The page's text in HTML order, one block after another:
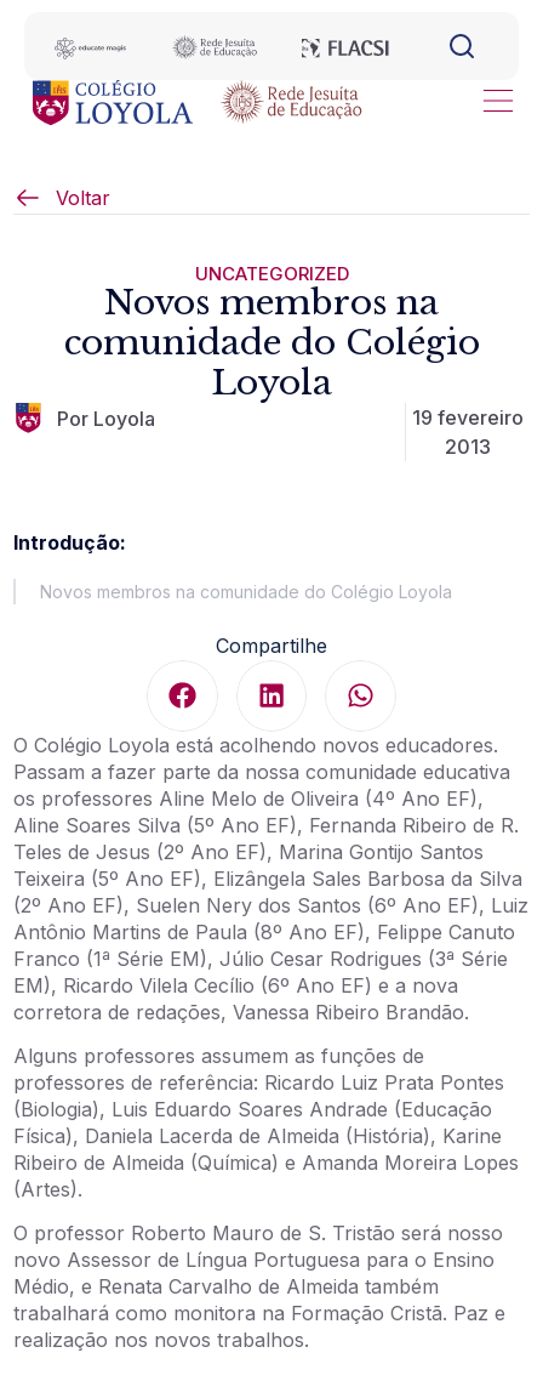
Voltar
UNCATEGORIZED
Novos membros na
comunidade do Colégio
Loyola
Por Loyola
19 fevereiro
2013
Introdução:
Novos membros na comunidade do Colégio Loyola
Compartilhe
O Colégio Loyola está acolhendo novos educadores.
Passam a fazer parte da nossa comunidade educativa
os professores Aline Melo de Oliveira (4º Ano EF),
Aline Soares Silva (5º Ano EF), Fernanda Ribeiro de R.
Teles de Jesus (2º Ano EF), Marina Gontijo Santos
Teixeira (5º Ano EF), Elizângela Sales Barbosa da Silva
(2º Ano EF), Suelen Nery dos Santos (6º Ano EF), Luiz
Antônio Martins de Paula (8º Ano EF), Felippe Canuto
Franco (1ª Série EM), Júlio Cesar Rodrigues (3ª Série
EM), Ricardo Vilela Cecílio (6º Ano EF) e a nova
corretora de redações, Vanessa Ribeiro Brandão.
Alguns professores assumem as funções de
professores de referência: Ricardo Luiz Prata Pontes
(Biologia), Luis Eduardo Soares Andrade (Educação
Física), Daniela Lacerda de Almeida (História), Karine
Ribeiro de Almeida (Química) e Amanda Moreira Lopes
(Artes).
O professor Roberto Mauro de S. Tristão será nosso
novo Assessor de Língua Portuguesa para o Ensino
Médio, e Renata Carvalho de Almeida também
trabalhará como monitora na Formação Cristã. Paz e
realização nos novos trabalhos.